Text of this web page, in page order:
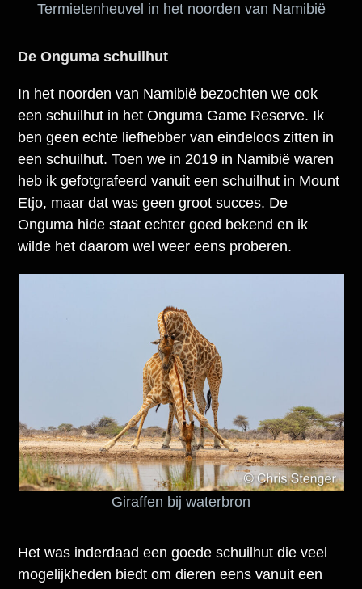
Termietenheuvel in het noorden van Namibië
De Onguma schuilhut
In het noorden van Namibië bezochten we ook
een schuilhut in het Onguma Game Reserve. Ik
ben geen echte liefhebber van eindeloos zitten in
een schuilhut. Toen we in 2019 in Namibië waren
heb ik gefotgrafeerd vanuit een schuilhut in Mount
Etjo, maar dat was geen groot succes. De
Onguma hide staat echter goed bekend en ik
wilde het daarom wel weer eens proberen.
Giraffen bij waterbron
Het was inderdaad een goede schuilhut die veel
mogelijkheden biedt om dieren eens vanuit een